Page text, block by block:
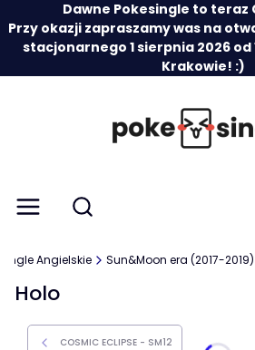
Dawne Pokesingle to teraz
Przy okazji zapraszamy was na
stacjonarnego 1 sierpnia 2026 od
Krakowie! :)
Menu Otwórz wyszukiwarkę
Szukaj
Single Angielskie Sun&Moon era (2017-2019)
Holo
COSMIC ECLIPSE - SM12